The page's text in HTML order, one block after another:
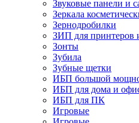
Звуковые панели и
Зеркала
Зернодробилки
ЗИП для
Зонты
Зубила
Зубные щетки
ИБП большой
ИБП для дома и
ИБП для ПК
Игровые